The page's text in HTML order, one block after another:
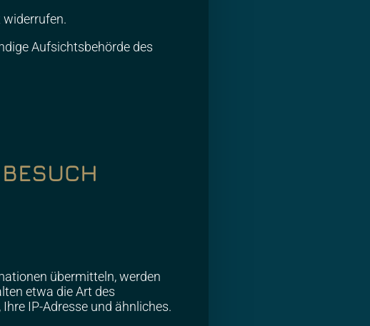
widerrufen.
Aufsichtsbehörde des
übermitteln, werden
etwa die Art des
IP-Adresse und ähnliches.